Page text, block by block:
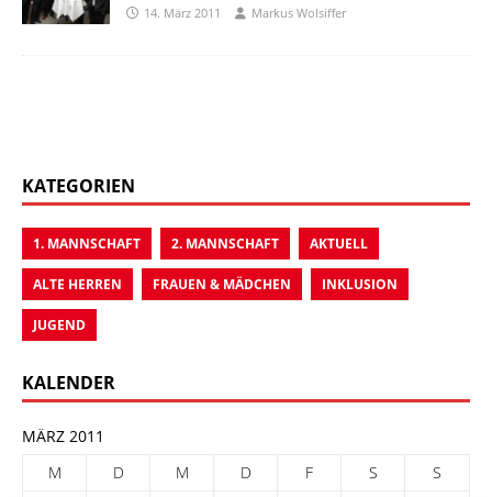
14. März 2011 Markus Wolsiffer
KATEGORIEN
1. MANNSCHAFT 2. MANNSCHAFT AKTUELL
ALTE HERREN FRAUEN & MÄDCHEN INKLUSION
JUGEND
KALENDER
MÄRZ 2011
M
D M D F S
S